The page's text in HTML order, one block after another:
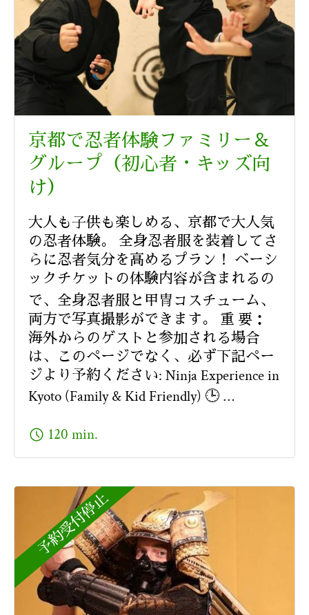
京都で忍者体験ファミリー＆
グループ（初心者・キッズ向
け）
大人も子供も楽しめる、京都で大人気
の忍者体験。 全身忍者服を装着してさ
らに忍者気分を高めるプラン！ ベーシ
ックチケットの体験内容が含まれるの
で、全身忍者服と甲冑コスチューム、
両方で写真撮影ができます。 重 要：
海外からのゲストと参加される場合
は、このページでなく、必ず下記ペー
ジより予約ください: Ninja Experience in
Kyoto (Family & Kid Friendly) 🕒 …
schedule 120 min.
予約受付停止